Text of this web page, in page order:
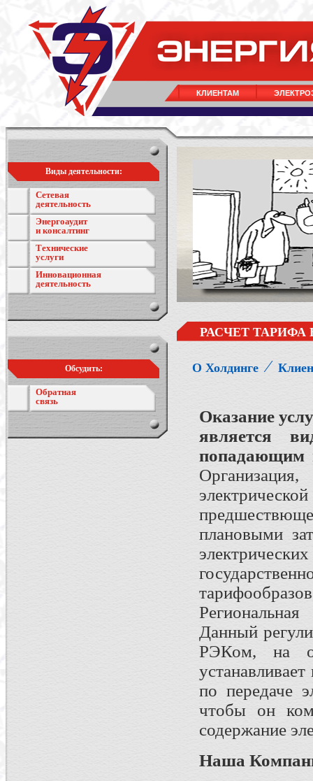
КЛИЕНТАМ
Виды деятельности:
Сетевая
деятельность
Энергоаудит
и консалтинг
Технические
услуги
Инновационная
деятельность
Обсудить:
Обратная
связь
РАСЧЕТ
О Холдинге ⁄
Оказание
является
попадающим
плановыми
Данный
РЭКом, на
по передаче
чтобы он
содержание
Наша